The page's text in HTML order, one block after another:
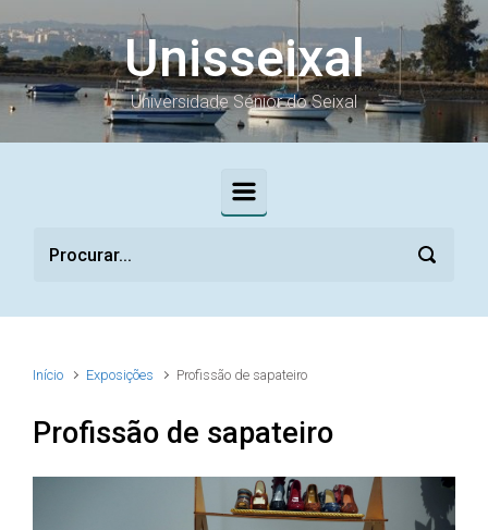
Skip to main content
Unisseixal
Universidade Sénior do Seixal
Início Exposições Profissão de sapateiro
Profissão de sapateiro